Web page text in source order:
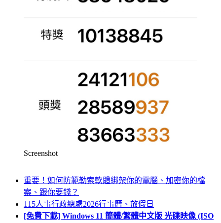
Screenshot
重要！如何防範勒索軟體綁架你的電腦、加密你的檔
案、跟你要錢？
115人事行政總處2026行事曆、放假日
[免費下載] Windows 11 簡體/繁體中文版 光碟映像 (ISO